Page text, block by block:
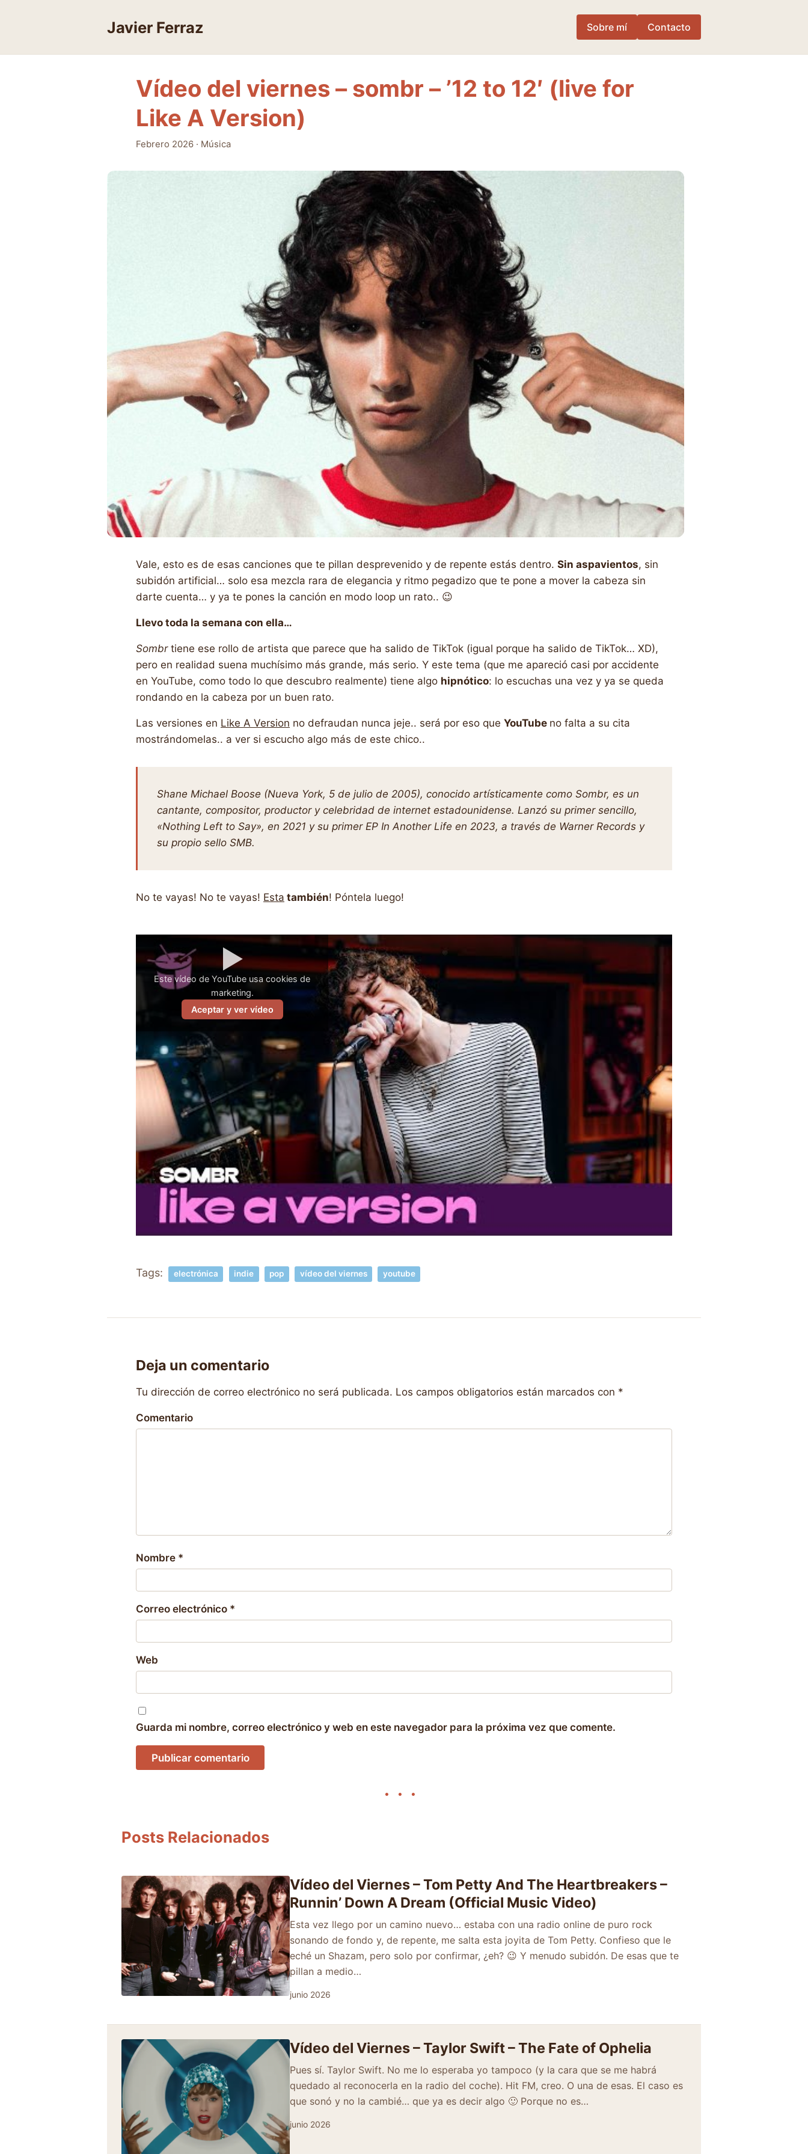
Javier Ferraz Sobre mí Contacto
Vídeo del viernes – sombr – ’12 to 12′ (live for
Like A Version)
Febrero 2026 · Música
Vale, esto es de esas canciones que te pillan desprevenido y de repente estás dentro. Sin aspavientos, sin
subidón artificial… solo esa mezcla rara de elegancia y ritmo pegadizo que te pone a mover la cabeza sin
darte cuenta… y ya te pones la canción en modo loop un rato.. 😉
Llevo toda la semana con ella…
Sombrtiene ese rollo de artista que parece que ha salido de TikTok (igual porque ha salido de TikTok… XD),
pero en realidad suena muchísimo más grande, más serio. Y este tema (que me apareció casi por accidente
en YouTube, como todo lo que descubro realmente) tiene algo hipnótico: lo escuchas una vez y ya se queda
rondando en la cabeza por un buen rato.
Las versiones en Like A Version no defraudan nunca jeje.. será por eso que YouTube no falta a su cita
mostrándomelas.. a ver si escucho algo más de este chico..
Shane Michael Boose (Nueva York, 5 de julio de 2005), conocido artísticamente como Sombr, es un
cantante, compositor, productor y celebridad de internet estadounidense. Lanzó su primer sencillo,
«Nothing Left to Say», en 2021 y su primer EP In Another Life en 2023, a través de Warner Records y
su propio sello SMB.
No te vayas! No te vayas! Esta también! Póntela luego!
▶
Este vídeo de YouTube usa cookies de
marketing.
Aceptar y ver vídeo
Tags: electrónica indie pop vídeo del viernes youtube
Deja un comentario
Tu dirección de correo electrónico no será publicada. Los campos obligatorios están marcados con *
Comentario
Nombre *
Correo electrónico *
Web
Guarda mi nombre, correo electrónico y web en este navegador para la próxima vez que comente.
Posts Relacionados
Vídeo del Viernes – Tom Petty And The Heartbreakers –
Runnin’ Down A Dream (Official Music Video)
Esta vez llego por un camino nuevo… estaba con una radio online de puro rock
sonando de fondo y, de repente, me salta esta joyita de Tom Petty. Confieso que le
eché un Shazam, pero solo por confirmar, ¿eh? 😉 Y menudo subidón. De esas que te
pillan a medio…
junio 2026
Vídeo del Viernes – Taylor Swift – The Fate of Ophelia
Pues sí. Taylor Swift. No me lo esperaba yo tampoco (y la cara que se me habrá
quedado al reconocerla en la radio del coche). Hit FM, creo. O una de esas. El caso es
que sonó y no la cambié… que ya es decir algo 🙂 Porque no es…
junio 2026